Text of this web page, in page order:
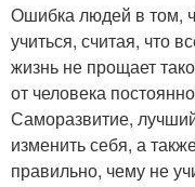
Ошибка людей в том,
учиться, считая, что
жизнь не прощает
от человека
Саморазвитие,
изменить себя, а
правильно, чему не